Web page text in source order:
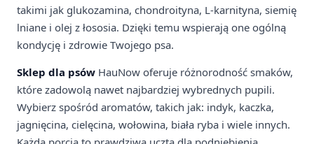
takimi jak glukozamina, chondroityna, L-karnityna, siemię
lniane i olej z łososia. Dzięki temu wspierają one ogólną
kondycję i zdrowie Twojego psa.
Sklep dla psów HauNow oferuje różnorodność smaków,
które zadowolą nawet najbardziej wybrednych pupili.
Wybierz spośród aromatów, takich jak: indyk, kaczka,
jagnięcina, cielęcina, wołowina, biała ryba i wiele innych.